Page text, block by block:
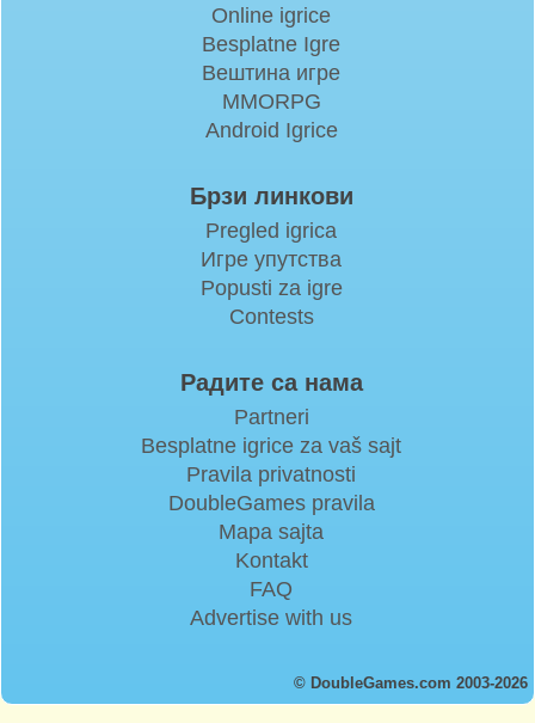
Online igrice
Besplatne Igre
Вештина игре
MMORPG
Android Igrice
Брзи линкови
Pregled igrica
Игре упутства
Popusti za igre
Contests
Радите са нама
Partneri
Besplatne igrice za vaš sajt
Pravila privatnosti
DoubleGames pravila
Mapa sajta
Kontakt
FAQ
Advertise with us
© DoubleGames.com 2003-2026